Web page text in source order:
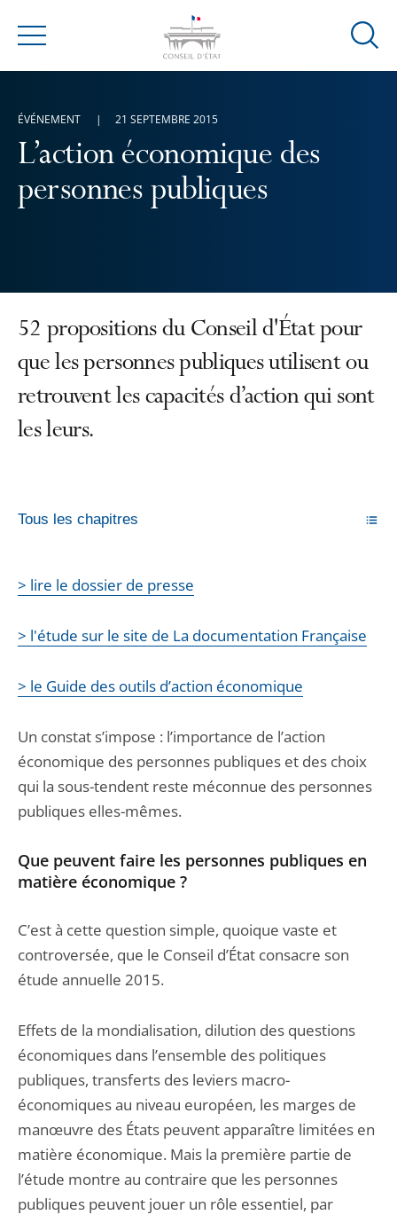
Menu
Ouvrir
L’action économique des
personnes publiques
ÉVÉNEMENT 21 SEPTEMBRE 2015
52 propositions du Conseil d'État pour
que les personnes publiques utilisent ou
retrouvent les capacités d’action qui sont
les leurs.
Tous les chapitres
> lire le dossier de presse
> l'étude sur le site de La documentation Française
> le Guide des outils d’action économique
Un constat s’impose : l’importance de l’action
économique des personnes publiques et des choix
qui la sous-tendent reste méconnue des personnes
publiques elles-mêmes.
Que peuvent faire les personnes publiques en
matière économique ?
C’est à cette question simple, quoique vaste et
controversée, que le Conseil d’État consacre son
étude annuelle 2015.
Effets de la mondialisation, dilution des questions
économiques dans l’ensemble des politiques
publiques, transferts des leviers macro-
économiques au niveau européen, les marges de
manœuvre des États peuvent apparaître limitées en
matière économique. Mais la première partie de
l’étude montre au contraire que les personnes
publiques peuvent jouer un rôle essentiel, par